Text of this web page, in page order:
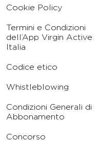
Cookie Policy
Termini e Condizioni
dell’App Virgin Active
Italia
Codice etico
Whistleblowing
Condizioni Generali di
Abbonamento
Concorso